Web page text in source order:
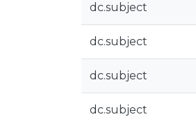
dc.subject
dc.subject
dc.subject
dc.subject